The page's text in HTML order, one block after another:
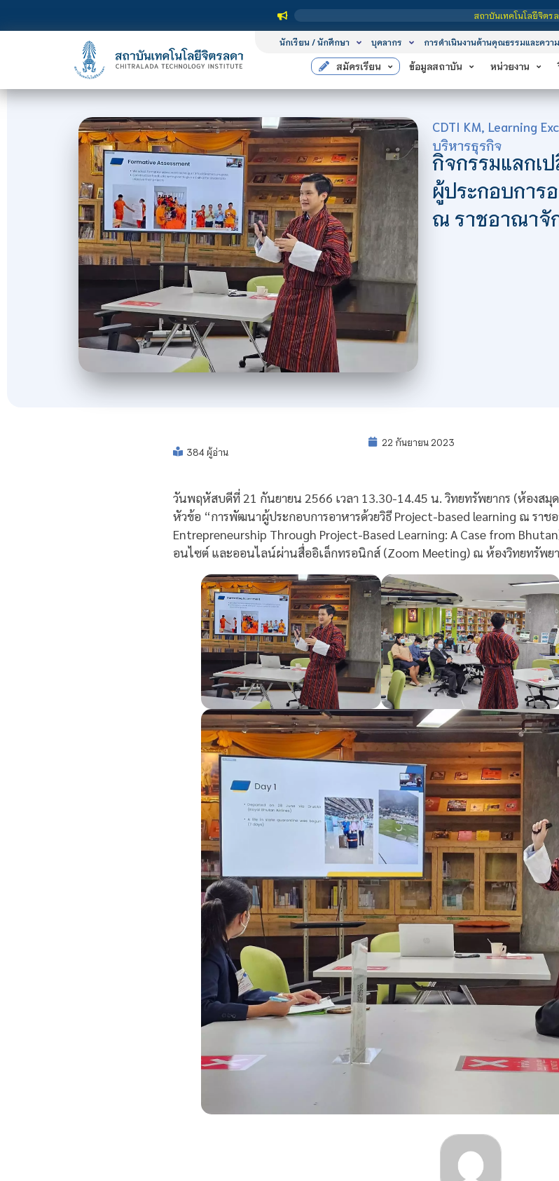
สถาบันเทคโนโลยีจิตรลดา เป็นสถาบันอุด
นักเรียน / นักศึกษา บุคลากร การดำเนินงานด้านคุณธรรมและความ
สมัครเรียน ข้อมูลสถาบัน หน่วยงาน
CDTI KM, Learning
บริหารธุรกิจ
กิจกรรมแลกเ
ผู้ประกอบการ
ณ ราชอาณาจั
384 ผู้อ่าน
22 กันยายน 2023
วันพฤหัสบดีที่ 21 กันยายน 2566 เวลา 13.30-14.45 น. วิทยทรัพยากร (ห้องสมุ
หัวข้อ “การพัฒนาผู้ประกอบการอาหารด้วยวิธี Project-based learning ณ ราช
Entrepreneurship Through Project-Based Learning: A Case from
อนไซต์ และออนไลน์ผ่านสื่ออิเล็กทรอนิกส์ (Zoom Meeting) ณ ห้องวิทยทรัพย